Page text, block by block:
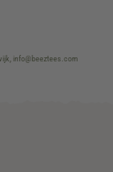
info@beeztees.com